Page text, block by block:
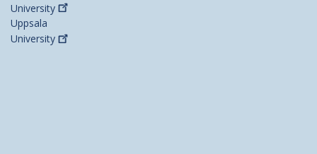
University
Uppsala
University